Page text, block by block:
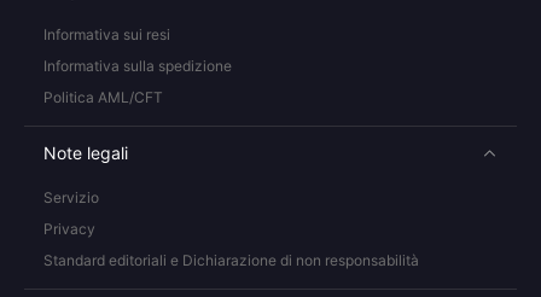
Informativa sui resi
Informativa sulla spedizione
Politica AML/CFT
Note legali
Servizio
Privacy
Standard editoriali e Dichiarazione di non responsabilità